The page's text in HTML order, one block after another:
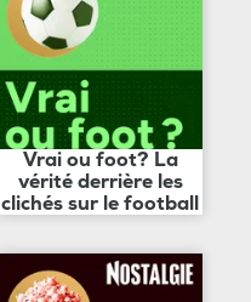
Vrai ou foot? La
vérité derrière les
clichés sur le football